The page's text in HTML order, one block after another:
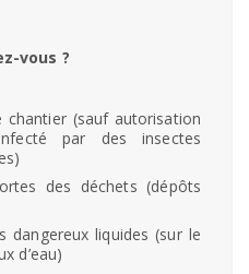
vous ?
chantier (sauf autorisation
par des insectes
des déchets (dépôts
dangereux liquides (sur le
d’eau)